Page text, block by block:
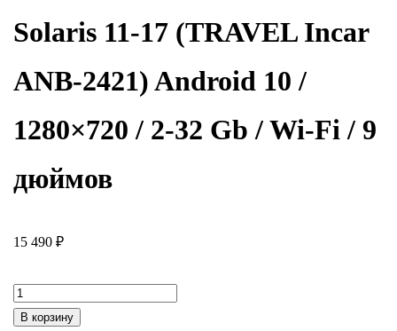
Solaris 11-17 (TRAVEL Incar
ANB-2421) Android 10 /
1280×720 / 2-32 Gb / Wi-Fi / 9
дюймов
15 490 ₽
Количество
товара
В корзину